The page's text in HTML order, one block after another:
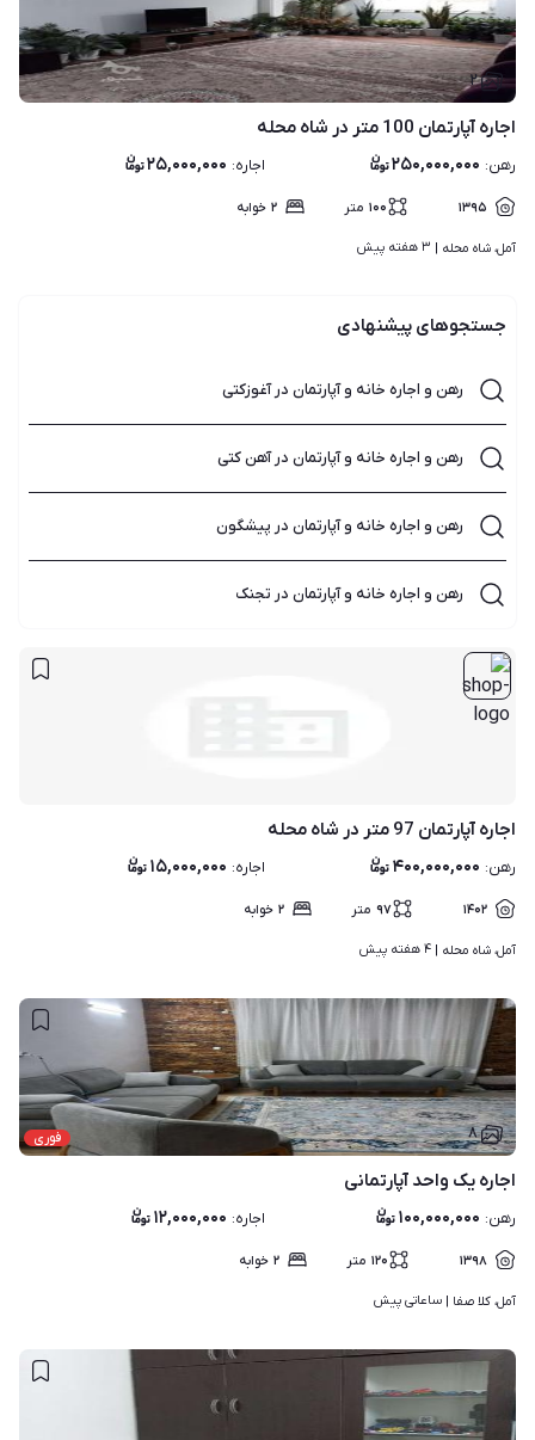
۲
اجاره آپارتمان 100 متر در شاه محله
رهن: ۲۵۰,۰۰۰,۰۰۰ اجاره: ۲۵,۰۰۰,۰۰۰
۱۳۹۵ ۱۰۰ متر ۲ خوابه
آمل، شاه محله | ۳ هفته پیش
جستجوهای پیشنهادی
رهن و اجاره خانه و آپارتمان در آغوزکتی
رهن و اجاره خانه و آپارتمان در آهن کتی
رهن و اجاره خانه و آپارتمان در پیشگون
رهن و اجاره خانه و آپارتمان در تجنک
اجاره آپارتمان 97 متر در شاه محله
رهن: ۴۰۰,۰۰۰,۰۰۰ اجاره: ۱۵,۰۰۰,۰۰۰
۱۴۰۲ ۹۷ متر ۲ خوابه
آمل، شاه محله | ۴ هفته پیش
فوری ۸
اجاره یک واحد آپارتمانی
رهن: ۱۰۰,۰۰۰,۰۰۰ اجاره: ۱۲,۰۰۰,۰۰۰
۱۳۹۸ ۱۲۰ متر ۲ خوابه
آمل، کلا صفا | ساعاتی پیش